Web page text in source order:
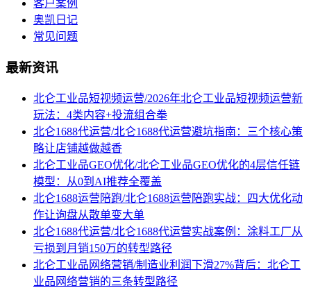
客户案例
奥凯日记
常见问题
最新资讯
北仑工业品短视频运营/2026年北仑工业品短视频运营新
玩法：4类内容+投流组合拳
北仑1688代运营/北仑1688代运营避坑指南：三个核心策
略让店铺越做越香
北仑工业品GEO优化/北仑工业品GEO优化的4层信任链
模型：从0到AI推荐全覆盖
北仑1688运营陪跑/北仑1688运营陪跑实战：四大优化动
作让询盘从散单变大单
北仑1688代运营/北仑1688代运营实战案例：涂料工厂从
亏损到月销150万的转型路径
北仑工业品网络营销/制造业利润下滑27%背后：北仑工
业品网络营销的三条转型路径